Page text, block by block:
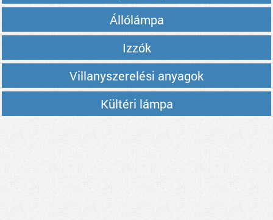
Állólámpa
Izzók
Villanyszerelési anyagok
Kültéri lámpa